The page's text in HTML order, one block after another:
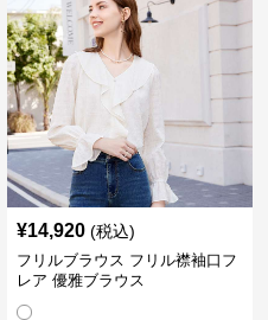
¥14,920 (税込)
フリルブラウス フリル襟袖口フ
レア 優雅ブラウス